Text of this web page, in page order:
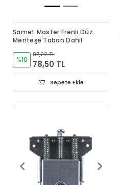
Samet Master Frenli Düz
Menteşe Taban Dahil
%10
87,22 TL
78,50 TL
Sepete Ekle